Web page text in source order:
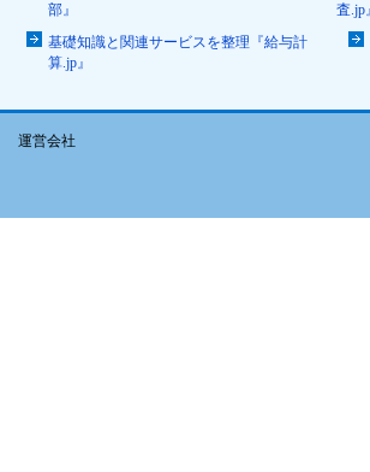
部』
査.jp』
基礎知識と関連サービスを整理『給与計
算.jp』
運営会社